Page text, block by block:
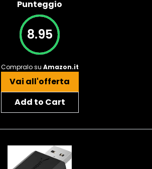
Punteggio
8.95
Compralo su Amazon.it
Vai all'offerta
Add to Cart